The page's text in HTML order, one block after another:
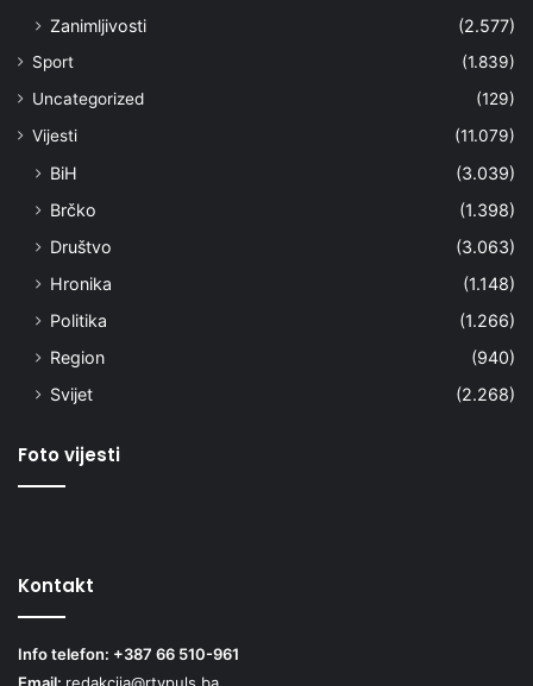
Zanimljivosti
(2.577)
Sport
(1.839)
Uncategorized
(129)
Vijesti
(11.079)
BiH
(3.039)
Brčko
(1.398)
Društvo
(3.063)
Hronika
(1.148)
Politika
(1.266)
Region
(940)
Svijet
(2.268)
Foto vijesti
Kontakt
Info telefon: +387 66 510-961
Email: redakcija@rtvpuls.ba